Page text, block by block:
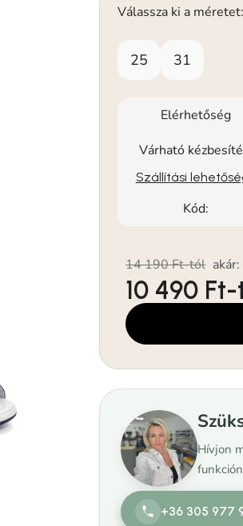
Válassza ki a méretet:
25 31
Elérhetőség
Várható
Szállítási
Kód:
14 190 Ft-tól
10 490 Ft-
Egységár:
Hívjon
+36 305 977